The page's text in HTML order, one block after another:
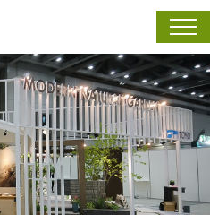
スマ